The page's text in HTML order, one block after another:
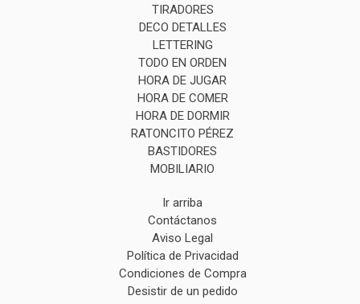
TIRADORES
DECO DETALLES
LETTERING
TODO EN ORDEN
HORA DE JUGAR
HORA DE COMER
HORA DE DORMIR
RATONCITO PÉREZ
BASTIDORES
MOBILIARIO
Ir arriba
Contáctanos
Aviso Legal
Política de Privacidad
Condiciones de Compra
Desistir de un pedido